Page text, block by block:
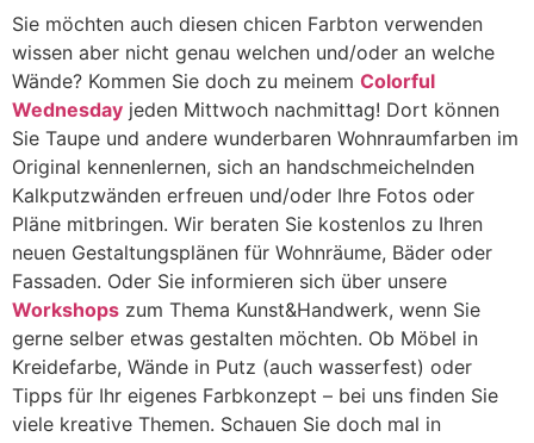
Sie möchten auch diesen chicen Farbton verwenden
wissen aber nicht genau welchen und/oder an welche
Wände? Kommen Sie doch zu meinem Colorful
Wednesday jeden Mittwoch nachmittag! Dort können
Sie Taupe und andere wunderbaren Wohnraumfarben im
Original kennenlernen, sich an handschmeichelnden
Kalkputzwänden erfreuen und/oder Ihre Fotos oder
Pläne mitbringen. Wir beraten Sie kostenlos zu Ihren
neuen Gestaltungsplänen für Wohnräume, Bäder oder
Fassaden. Oder Sie informieren sich über unsere
Workshops zum Thema Kunst&Handwerk, wenn Sie
gerne selber etwas gestalten möchten. Ob Möbel in
Kreidefarbe, Wände in Putz (auch wasserfest) oder
Tipps für Ihr eigenes Farbkonzept – bei uns finden Sie
viele kreative Themen. Schauen Sie doch mal in